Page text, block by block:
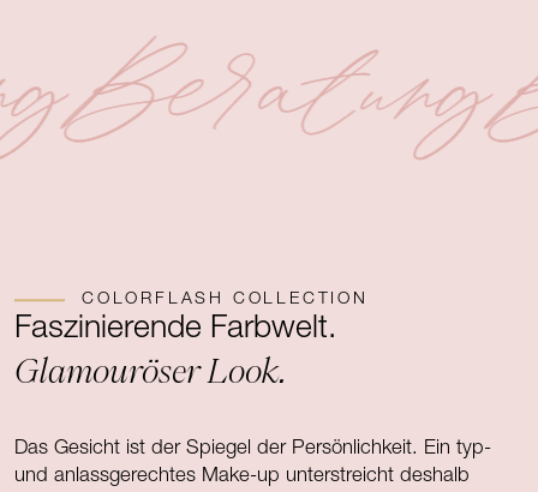
Beratung
COLORFLASH COLLECTION
Faszinierende Farbwelt.
Glamouröser Look.
Das Gesicht ist der Spiegel der Persönlichkeit. Ein typ-
und anlassgerechtes Make-up unterstreicht deshalb